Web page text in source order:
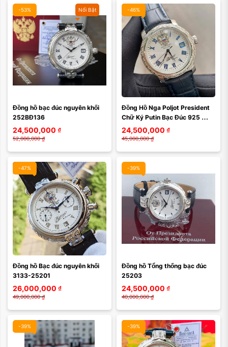
-53% Nổi Bật
Đồng hồ bạc đúc nguyên khối
252BĐ136
24,500,000 ₫
52,000,000 ₫
-46%
Đồng Hồ Nga Poljot President
Chữ Ký Putin Bạc Đúc 925
Trạm Khắc Size 38mm – Biểu
Tượng Quyền Lực ...
24,500,000 ₫
45,000,000 ₫
-47%
Đồng hồ Bạc đúc nguyên khối
3133-25201
26,000,000 ₫
49,000,000 ₫
-39%
Đồng hồ Tổng thống bạc đúc
25203
24,500,000 ₫
40,000,000 ₫
-39% -39%